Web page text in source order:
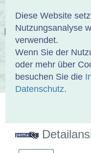
Diese Website
Nutzungsanalyse
verwendet.
Wenn Sie der
oder mehr über
besuchen Sie die
Datenschutz.
ÜBER UNS